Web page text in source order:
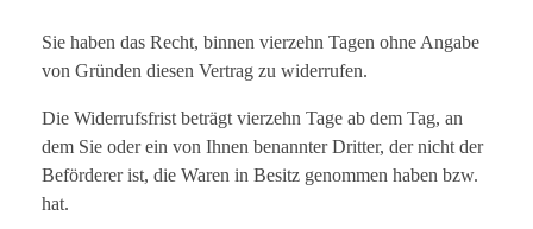
Sie haben das Recht, binnen vierzehn Tagen ohne Angabe
von Gründen diesen Vertrag zu widerrufen.
Die Widerrufsfrist beträgt vierzehn Tage ab dem Tag, an
dem Sie oder ein von Ihnen benannter Dritter, der nicht der
Beförderer ist, die Waren in Besitz genommen haben bzw.
hat.